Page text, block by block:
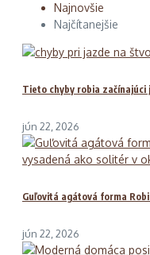
Najnovšie
Najčítanejšie
Tieto chyby robia začínajúci
jún 22, 2026
Guľovitá agátová forma
jún 22, 2026